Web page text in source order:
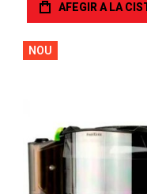
AFEGIR A LA
NOU